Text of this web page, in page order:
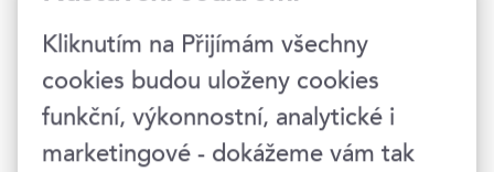
Jak na obchodní
prezentaci?
Kliknutím na Přijímám všechny
cookies budou uloženy cookies
funkční, výkonnostní, analytické i
marketingové - dokážeme vám tak